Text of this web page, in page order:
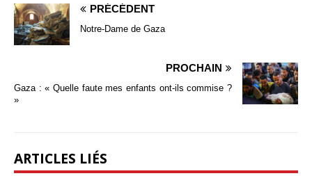
PRÉCÉDENT
Notre-Dame de Gaza
PROCHAIN
Gaza : « Quelle faute mes enfants ont-ils commise ?
»
ARTICLES LIÉS